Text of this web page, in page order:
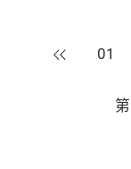
上一頁
01
第